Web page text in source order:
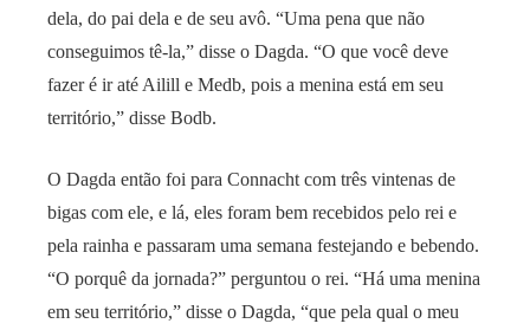
dela, do pai dela e de seu avô. “Uma pena que não
conseguimos tê-la,” disse o Dagda. “O que você deve
fazer é ir até Ailill e Medb, pois a menina está em seu
território,” disse Bodb.
O Dagda então foi para Connacht com três vintenas de
bigas com ele, e lá, eles foram bem recebidos pelo rei e
pela rainha e passaram uma semana festejando e bebendo.
“O porquê da jornada?” perguntou o rei. “Há uma menina
em seu território,” disse o Dagda, “que pela qual o meu